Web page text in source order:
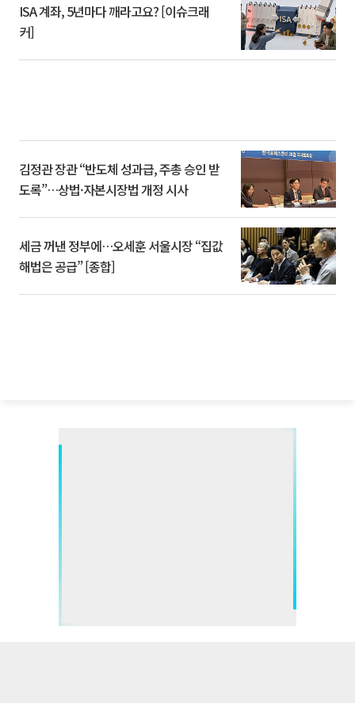
ISA 계좌, 5년마다 깨라고요? [이슈크래
커]
김정관 장관 “반도체 성과급, 주총 승인 받
도록”…상법·자본시장법 개정 시사
세금 꺼낸 정부에…오세훈 서울시장 “집값
해법은 공급” [종합]